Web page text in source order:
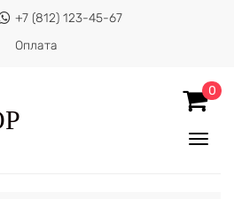
+7 (812) 123-45-67
Оплата
0